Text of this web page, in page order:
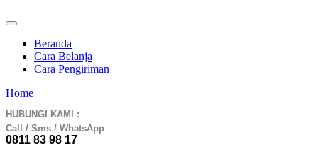
Beranda
Cara Belanja
Cara Pengiriman
Home
HUBUNGI KAMI :
Call / Sms / WhatsApp
0811 83 98 17